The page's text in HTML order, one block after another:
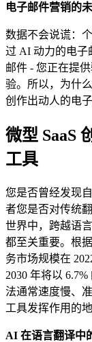
电子邮件营销的
数据不会说谎：
过 AI 动力的电子
邮件 - 您正在提
验。所以，为什
创作出动人的电子
微型 SaaS
工具
您是否曾经发现
者您是否对传统
世界中，跨越语
都至关重要。根
务市场规模在
2030 年将以
法通常速度慢、
工具发挥作用的地
AI 在语言翻译中